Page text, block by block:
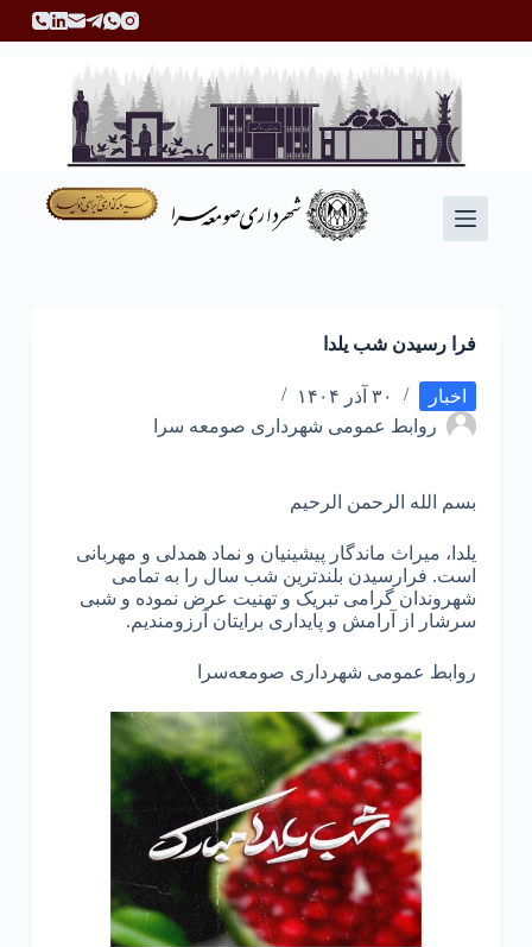
ر
فرا رسیدن شب یلدا
اخبار
۳۰ آذر ۱۴۰۴
روابط عمومی شهرداری صومعه سرا
بسم الله الرحمن الرحیم
یلدا، میراث ماندگار پیشینیان و نماد همدلی و مهربانی
است. فرارسیدن بلندترین شب سال را به تمامی
شهروندان گرامی تبریک و تهنیت عرض نموده و شبی
سرشار از آرامش و پایداری برایتان آرزومندیم.
روابط عمومی شهرداری صومعه‌سرا